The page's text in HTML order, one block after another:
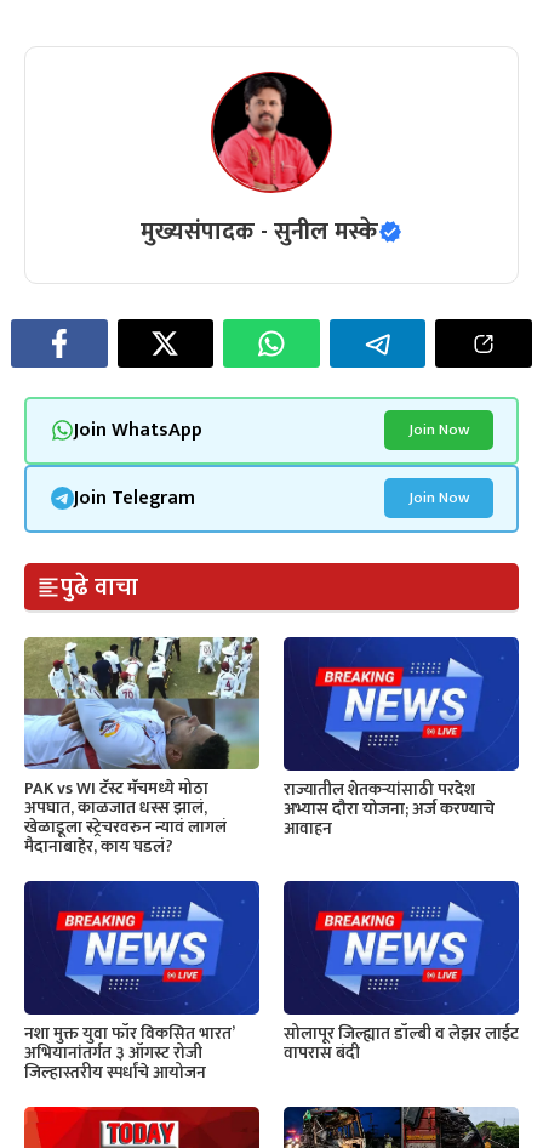
मुख्यसंपादक - सुनील मस्के
Join WhatsApp Join Now
Join Telegram Join Now
पुढे वाचा
PAK vs WI टॅस्ट मॅचमध्ये मोठा
अपघात, काळजात धस्स झालं,
खेळाडूला स्ट्रेचरवरुन न्यावं लागलं
मैदानाबाहेर, काय घडलं?
राज्यातील शेतकऱ्यांसाठी परदेश
अभ्यास दौरा योजना; अर्ज करण्याचे
आवाहन
नशा मुक्त युवा फॉर विकसित भारत’
अभियानांतर्गत ३ ऑगस्ट रोजी
जिल्हास्तरीय स्पर्धांचे आयोजन
सोलापूर जिल्ह्यात डॉल्बी व लेझर लाईट
वापरास बंदी